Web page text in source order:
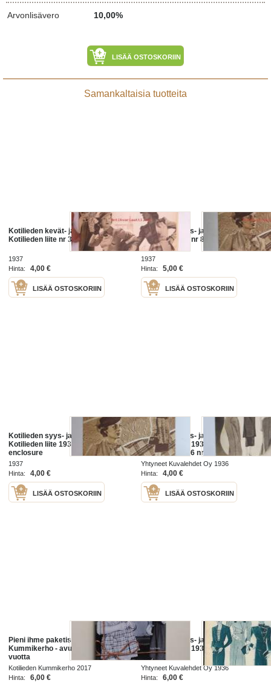
Arvonlisävero 10,00%
LISÄÄ OSTOSKORIIN
Samankaltaisia tuotteita
Kotilieden kevät- ja kesäpukuja -
Kotilieden liite nr 3 1937
1937
Hinta:
4,00 €
LISÄÄ OSTOSKORIIN
Kotilieden syys- ja talvipukuja -
Kotilieden liite nr 8 1937
1937
Hinta:
5,00 €
LISÄÄ OSTOSKORIIN
Kotilieden syys- ja talvipukuja -
Kotilieden liite 1937 nr 8 -magazine
enclosure
1937
Hinta:
4,00 €
LISÄÄ OSTOSKORIIN
Kotilieden syys- ja talvipukuja,
Kotilieden liite 1936 nr 9 (kuuluu
numeroon 1936 nr 19)
Yhtyneet Kuvalehdet Oy 1936
Hinta:
4,00 €
LISÄÄ OSTOSKORIIN
Pieni ihme paketissa : Kotilieden
Kummikerho - avustustyötä jo 80
vuotta
Kotilieden Kummikerho 2017
Hinta:
6,00 €
Kotilieden syys- ja talvipukuja,
Kotilieden liite 1933 nr 19
Yhtyneet Kuvalehdet Oy 1936
Hinta:
6,00 €